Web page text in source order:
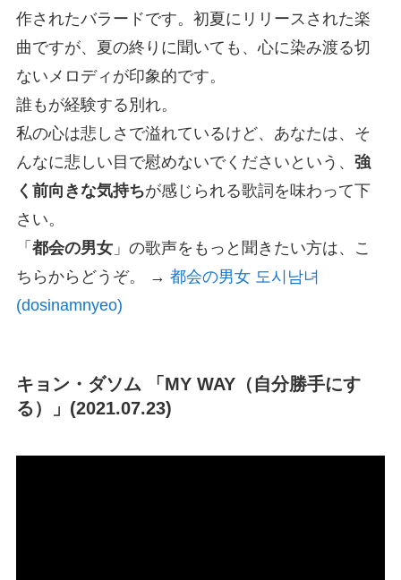
作されたバラードです。初夏にリリースされた楽
曲ですが、夏の終りに聞いても、心に染み渡る切
ないメロディが印象的です。
誰もが経験する別れ。
私の心は悲しさで溢れているけど、あなたは、そ
んなに悲しい目で慰めないでくださいという、 強
く前向きな気持ちが感じられる歌詞を味わって下
さい。
「 都会の男女」の歌声をもっと聞きたい方は、こ
ちらからどうぞ。 → 都会の男女 도시남녀
(dosinamnyeo)
キョン・ダソム 「MY WAY（自分勝手にす
る）」(2021.07.23)